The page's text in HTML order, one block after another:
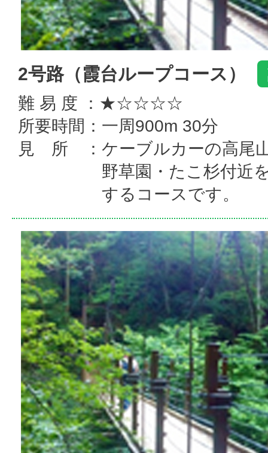
2号路（霞台ループコース）
難 易 度 ：★☆☆☆☆
所要時間：一周900m 30分
見 所 ：ケーブルカーの高尾
野草園・たこ杉付近
するコースです。